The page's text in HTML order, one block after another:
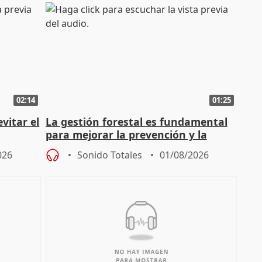
02:14
el
01:25
La gestión forestal es fundamental
para mejorar la prevención y la
actuación frente a incendios
Sonido Totales 01/08/2026